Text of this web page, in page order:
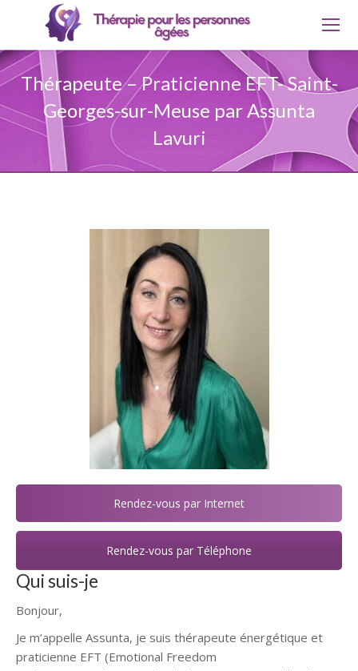
Thérapeute – Praticienne EFT- Saint-
Georges-sur-Meuse par Assunta
Lavuri
Qui suis-je
Bonjour,
Je m’appelle Assunta, je suis thérapeute énergétique et
praticienne EFT (Emotional Freedom
Rendez-vous par Internet
Rendez-vous par Téléphone